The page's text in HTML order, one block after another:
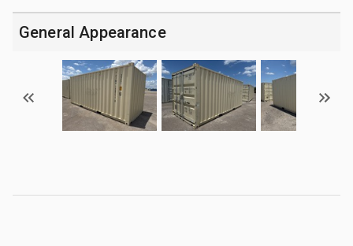
General Appearance